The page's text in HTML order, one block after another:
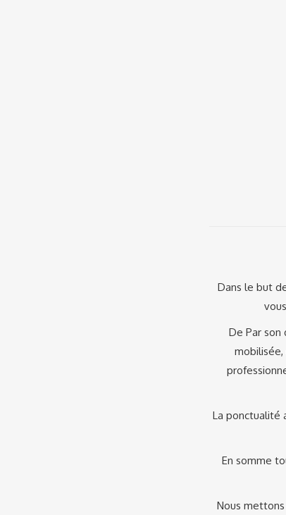
Dans le but
De Par son
La ponctualité
En somme
Nous